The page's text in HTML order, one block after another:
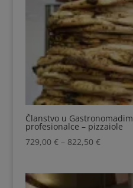
Članstvo u
profesionalce – pizzaiole
729,00 € – 822,50 €Raspon
729,00 €